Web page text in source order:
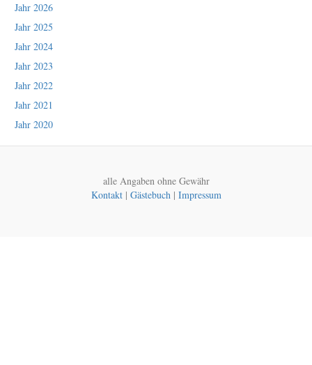
Jahr 2026
Jahr 2025
Jahr 2024
Jahr 2023
Jahr 2022
Jahr 2021
Jahr 2020
alle Angaben ohne Gewähr
Kontakt| Gästebuch| Impressum